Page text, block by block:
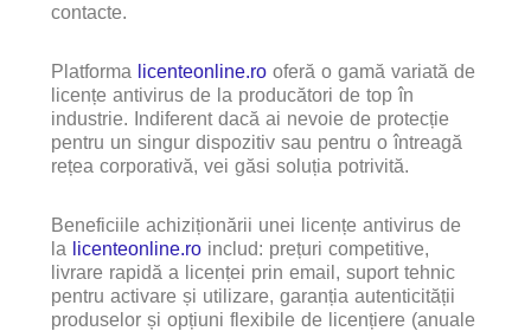
contacte.
Platforma licenteonline.ro oferă o gamă variată de
licențe antivirus de la producători de top în
industrie. Indiferent dacă ai nevoie de protecție
pentru un singur dispozitiv sau pentru o întreagă
rețea corporativă, vei găsi soluția potrivită.
Beneficiile achiziționării unei licențe antivirus de
la
licenteonline.ro includ: prețuri competitive,
livrare rapidă a licenței prin email, suport tehnic
pentru activare și utilizare, garanția autenticității
produselor și opțiuni flexibile de licențiere (anuale